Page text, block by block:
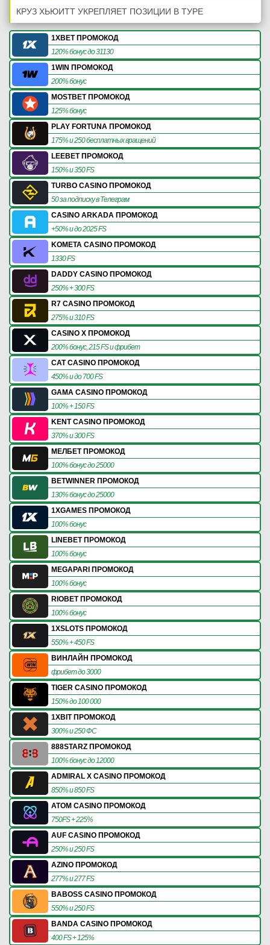
КРУЗ ХЬЮИТТ УКРЕПЛЯЕТ ПОЗИЦИИ В ТУРЕ
1XBET ПРОМОКОД
120% бонус до 31130
1WIN ПРОМОКОД
200% бонус
MOSTBET ПРОМОКОД
125% бонус
PLAY FORTUNA ПРОМОКОД
175% и 250 бесплатных вращений
LEEBET ПРОМОКОД
150% и 350 FS
TURBO CASINO ПРОМОКОД
50 за подписку в Телеграм
CASINO ARKADA ПРОМОКОД
+50% и до 2025 FS
KOMETA CASINO ПРОМОКОД
1330 FS
DADDY CASINO ПРОМОКОД
250% + 300 FS
R7 CASINO ПРОМОКОД
275% и 310 FS
CASINO X ПРОМОКОД
200% бонус, 215 FS и фрибет
CAT CASINO ПРОМОКОД
450% и до 700 FS
GAMA CASINO ПРОМОКОД
100% + 150 FS
KENT CASINO ПРОМОКОД
370% и 300 FS
МЕЛБЕТ ПРОМОКОД
100% бонус до 25000
BETWINNER ПРОМОКОД
130% бонус до 25000
1XGAMES ПРОМОКОД
100% бонус
LINEBET ПРОМОКОД
100% бонус
MEGAPARI ПРОМОКОД
100% бонус
RIOBET ПРОМОКОД
100% бонус
1XSLOTS ПРОМОКОД
550% + 450 FS
ВИНЛАЙН ПРОМОКОД
фрибет до 3000
TIGER CASINO ПРОМОКОД
150% до 100 000
1XBIT ПРОМОКОД
300% и 250 ФС
888STARZ ПРОМОКОД
100% бонус до 12000
ADMIRAL X CASINO ПРОМОКОД
850% и 850 FS
ATOM CASINO ПРОМОКОД
750FS + 225%
AUF CASINO ПРОМОКОД
250% и 250 FS
AZINO ПРОМОКОД
277% и 277 FS
BABOSS CASINO ПРОМОКОД
550% и 250 FS
BANDA CASINO ПРОМОКОД
400 FS + 125%